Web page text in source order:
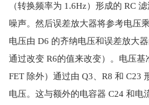
（转换频率为 1.6Hz）形成的 RC
噪声。然后误差放大器将参考电压
电压由 D6 的齐纳电压和误差放大
通过改变 R6的值来改变）。电压
FET 除外）通过由 Q3、R8 和 C23
电压。这与额外的电容器 C24 和电